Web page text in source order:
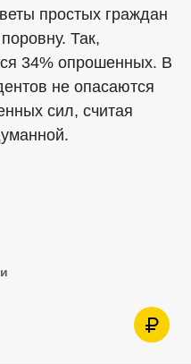
простых граждан
Так,
34% опрошенных. В
не опасаются
сил, считая